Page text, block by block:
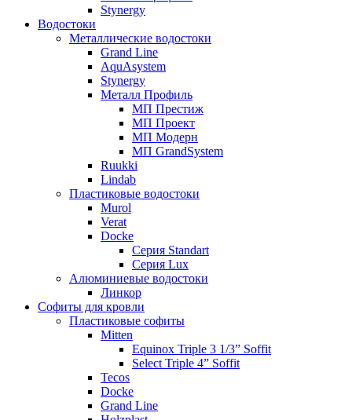
Stynergy
Водостоки
Металлические водостоки
Grand Line
AquAsystem
Stynergy
Металл Профиль
МП Престиж
МП Проект
МП Модерн
МП GrandSystem
Ruukki
Lindab
Пластиковые водостоки
Murol
Verat
Docke
Серия Standart
Серия Lux
Алюминиевые водостоки
Линкор
Софиты для кровли
Пластиковые софиты
Mitten
Equinox Triple 3 1/3” Soffit
Select Triple 4” Soffit
Tecos
Docke
Grand Line